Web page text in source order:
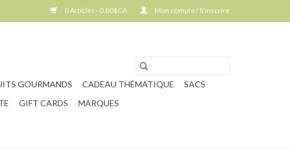
0 Articles - 0,00$CA Mon compte / S'inscrire
GOURMANDS CADEAU THÉMATIQUE
SACS
GIFT CARDS MARQUES